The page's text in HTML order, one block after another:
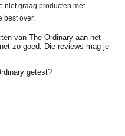
niet graag producten met
best over.
van The Ordinary aan het
zo goed. Die reviews mag je
getest?